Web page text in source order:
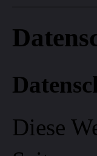
Diese